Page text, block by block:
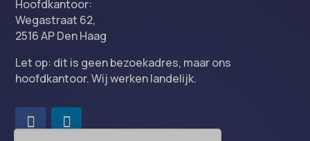
Hoofdkantoor:
Wegastraat 62,
2516 AP Den Haag
Let op: dit is geen bezoekadres, maar ons
hoofdkantoor. Wij werken landelijk.